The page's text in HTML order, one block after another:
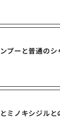
プーと普通の
ミノキシジルと